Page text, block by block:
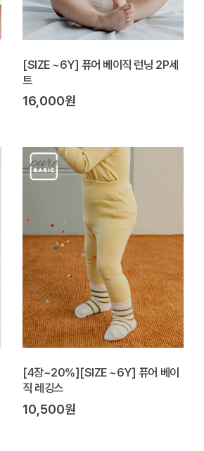
[SIZE ~6Y] 퓨어 베이직 런닝 2P세
트
16,000원
[4장~20%][SIZE ~6Y] 퓨어 베이
직 레깅스
10,500원